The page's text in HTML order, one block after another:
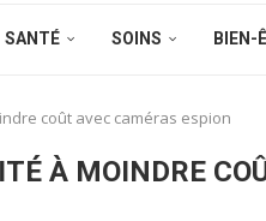
SANTÉ SOINS BIEN-
coût avec caméras espion
À MOINDRE